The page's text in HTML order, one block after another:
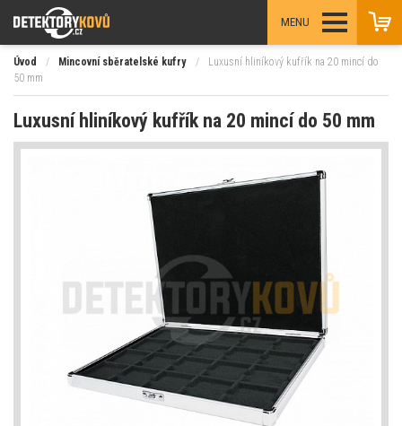
MENU
Úvod / Mincovní sběratelské kufry /
Luxusní hliníkový kufřík na 20 mincí do
50 mm
Luxusní hliníkový kufřík na 20 mincí do 50 mm